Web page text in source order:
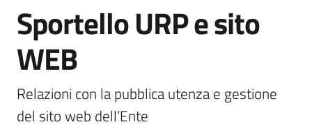
Novità
Vivere
Salta al contenuto
Sportello URP e sito
WEB
Relazioni con la pubblica utenza e gestione
del sito web dell’Ente